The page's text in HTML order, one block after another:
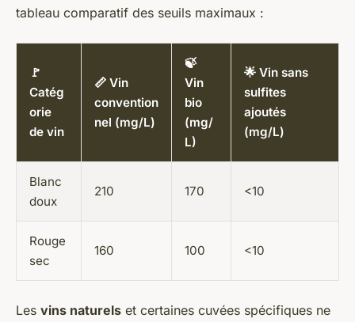
tableau comparatif des seuils maximaux :
🚩
Catég
orie
de vin
📏 Vin
convention
nel (mg/L)
🍃
Vin
bio
(mg/
L)
🌟 Vin sans
sulfites
ajoutés
(mg/L)
Blanc
doux
210 170 <10
Rouge
sec
160 100 <10
Les vins naturels et certaines cuvées spécifiques ne